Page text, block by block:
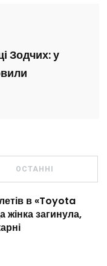
Зодчих: у
ОСТАННІ
в «Toyota
загинула,